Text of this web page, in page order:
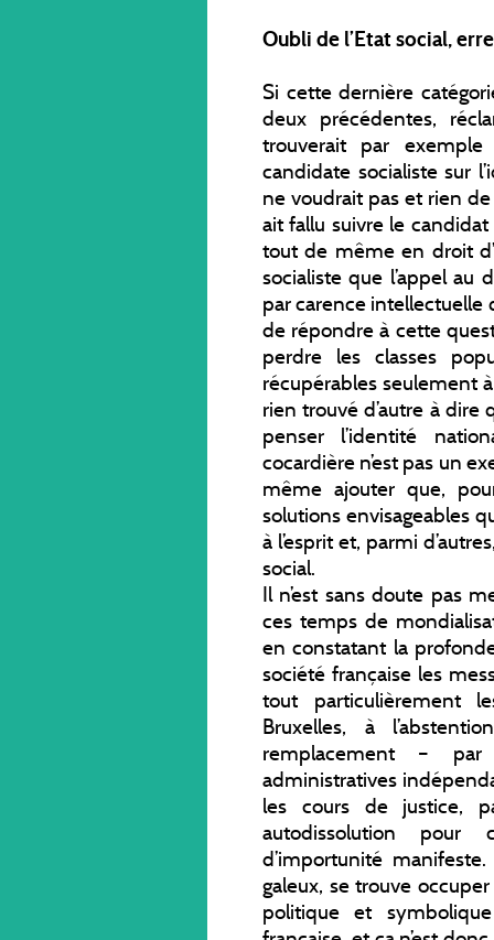
Oubli de l’Etat social,
Si cette dernière
deux précédentes,
trouverait par
candidate socialiste sur
ne voudrait pas et rien de
ait fallu suivre le
tout de même en droit
socialiste que l’appel au
par carence intellectuelle
de répondre à cette
perdre les classes
récupérables seulement
rien trouvé d’autre à
penser l’identité
cocardière n’est pas un
même ajouter que,
solutions envisageables
à l’esprit et, parmi
social.
Il n’est sans doute pas
ces temps de
en constatant la
société française les
tout particulièrement
Bruxelles, à
remplacement –
administratives
les cours de justice,
autodissolution
d’importunité
galeux, se trouve
politique et